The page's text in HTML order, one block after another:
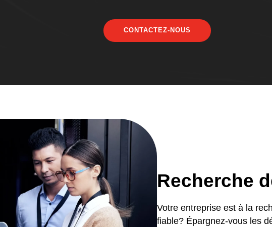
CONTACTEZ-NOUS
Recherche
Votre entreprise est à la
fiable? Épargnez-vous les